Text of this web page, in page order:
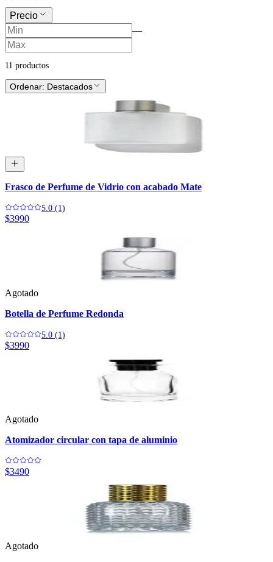
Precio
—
11 productos
Ordenar: Destacados
Frasco de Perfume de Vidrio con acabado Mate
5.0 (1)
$3990
Agotado
Botella de Perfume Redonda
5.0 (1)
$3990
Agotado
Atomizador circular con tapa de aluminio
$3490
Agotado